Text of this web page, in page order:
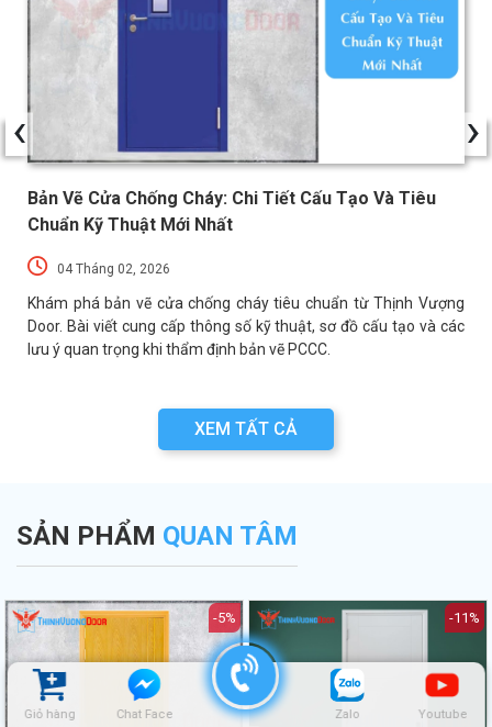
Giỏ hàng Chat Face Zalo Youtube
Bản Vẽ Cửa Chống Cháy: Chi Tiết Cấu Tạo Và Tiêu
Chuẩn Kỹ Thuật Mới Nhất
04 Tháng 02, 2026
Khám phá bản vẽ cửa chống cháy tiêu chuẩn từ Thịnh Vượng
Door. Bài viết cung cấp thông số kỹ thuật, sơ đồ cấu tạo và các
lưu ý quan trọng khi thẩm định bản vẽ PCCC.
‹ ›
XEM TẤT CẢ
SẢN PHẨM QUAN TÂM
-5% -11%